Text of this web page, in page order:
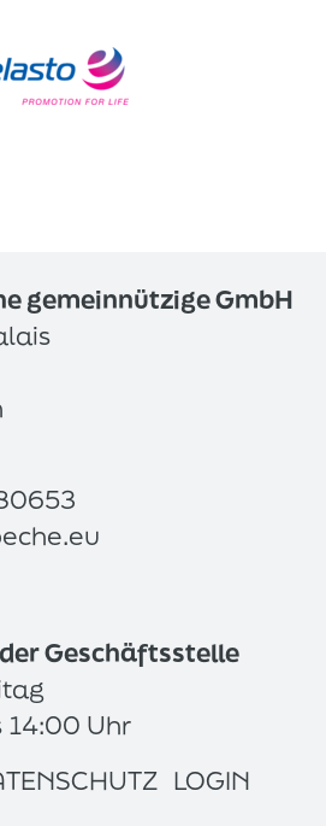
gemeinnützige GmbH
Geschäftsstelle
14:00 Uhr
LOGIN